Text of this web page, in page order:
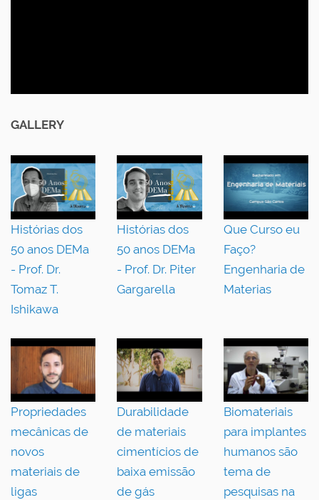
GALLERY
Histórias dos
50 anos DEMa
- Prof. Dr.
Tomaz T.
Ishikawa
Histórias dos
50 anos DEMa
- Prof. Dr. Piter
Gargarella
Que Curso eu
Faço?
Engenharia de
Materias
Propriedades
mecânicas de
novos
materiais de
ligas
Durabilidade
de materiais
cimentícios de
baixa emissão
de gás
Biomateriais
para implantes
humanos são
tema de
pesquisas na